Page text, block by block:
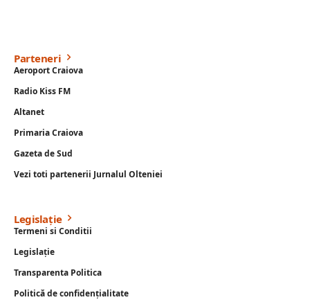
Parteneri
Aeroport Craiova
Radio Kiss FM
Altanet
Primaria Craiova
Gazeta de Sud
Vezi toti partenerii Jurnalul Olteniei
Legislație
Termeni si Conditii
Legislație
Transparenta Politica
Politică de confidențialitate